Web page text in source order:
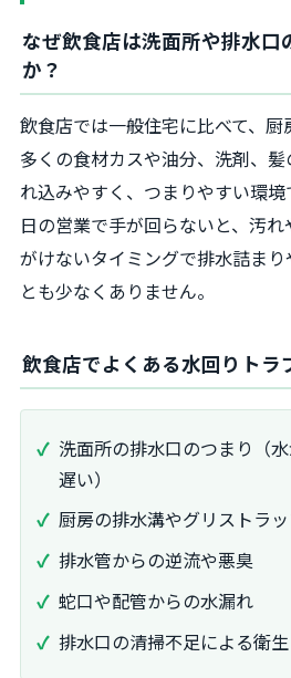
なぜ飲食店は洗面所や排水口
か？
飲食店では一般住宅に比べて、
多くの食材カスや油分、洗剤、
れ込みやすく、つまりやすい環
日の営業で手が回らないと、汚
がけないタイミングで排水詰ま
とも少なくありません。
飲食店でよくある水回りトラ
洗面所の排水口のつまり（
遅い）
厨房の排水溝やグリストラ
排水管からの逆流や悪臭
蛇口や配管からの水漏れ
排水口の清掃不足による衛